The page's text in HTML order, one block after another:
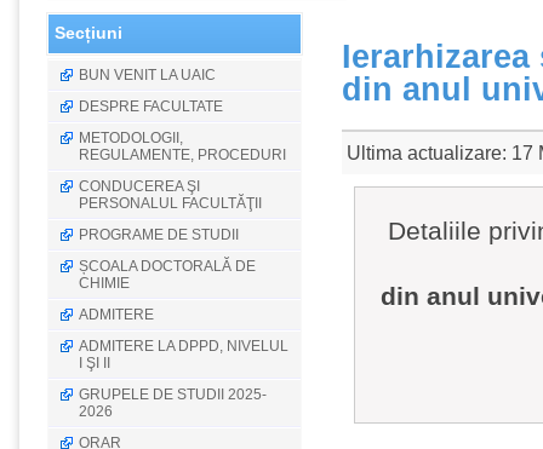
Secțiuni
BUN VENIT LA UAIC
DESPRE FACULTATE
METODOLOGII,
REGULAMENTE, PROCEDURI
CONDUCEREA ŞI
PERSONALUL FACULTĂŢII
PROGRAME DE STUDII
ȘCOALA DOCTORALĂ DE
CHIMIE
ADMITERE
ADMITERE LA DPPD, NIVELUL
I ŞI II
GRUPELE DE STUDII 2025-
2026
ORAR
din anul
Ultima actualizare: 17
Detaliile
din anul